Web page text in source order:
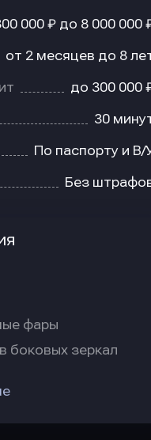
000 ₽ до 8 000 000
от 2 месяцев до 8
до 300 000
30
По паспорту и В/
Без
фары
боковых зеркал